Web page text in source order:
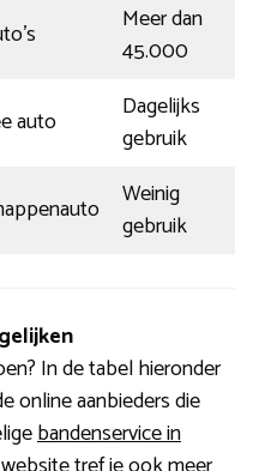
Meer dan
45.000
auto
Dagelijks
gebruik
Weinig
gebruik
In de tabel hieronder
online aanbieders die
bandenservice in